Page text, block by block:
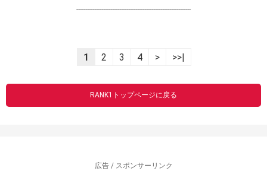
----------------------------------------------------------------
1 2 3 4 > >>|
RANK1トップページに戻る
広告 / スポンサーリンク